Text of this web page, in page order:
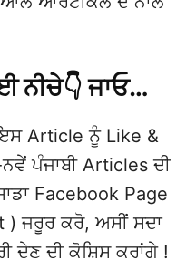
ਨੀਚੇ👇 ਜਾਓ…
Article ਨੂੰ Like &
ਪੰਜਾਬੀ Articles ਦੀ
Facebook Page
) ਜਰੂਰ ਕਰੋ, ਅਸੀਂ ਸਦਾ
ਦੇਣ ਦੀ ਕੋਸ਼ਿਸ ਕਰਾਂਗੇ !